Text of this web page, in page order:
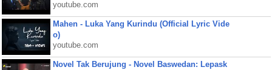
youtube.com
Mahen - Luka Yang Kurindu (Official Lyric Vide
o)
youtube.com
Novel Tak Berujung - Novel Baswedan: Lepask